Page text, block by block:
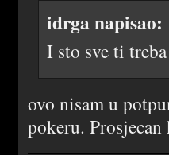
idrga napisao:
I sto sve ti
ovo nisam u
pokeru.